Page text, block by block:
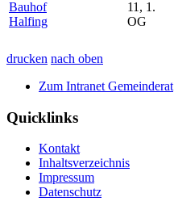
Bauhof
Halfing
11, 1.
OG
drucken nach oben
Zum Intranet Gemeinderat
Quicklinks
Kontakt
Inhaltsverzeichnis
Impressum
Datenschutz